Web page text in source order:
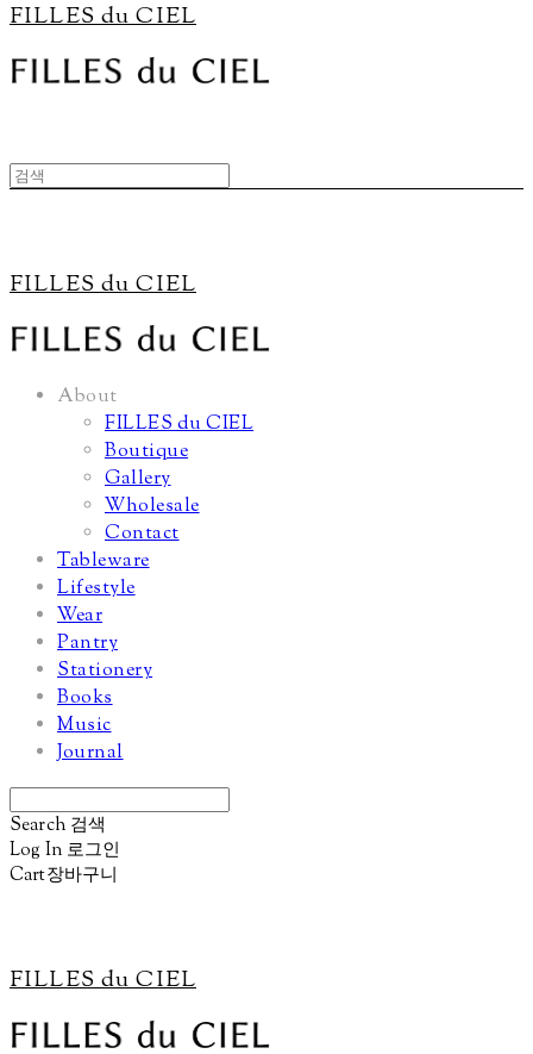
FILLES du CIEL
FILLES du CIEL
About
FILLES du CIEL
Boutique
Gallery
Wholesale
Contact
Tableware
Lifestyle
Wear
Pantry
Stationery
Books
Music
Journal
Search 검색
Log In 로그인
Cart장바구니
FILLES du CIEL